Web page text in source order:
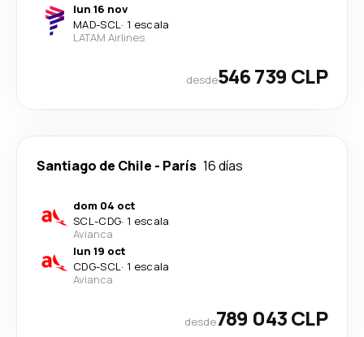
lun 16 nov
MAD-SCL· 1 escala
LATAM Airlines
desde546 739 CLP
Santiago de Chile - París 16 días
dom 04 oct
SCL-CDG· 1 escala
Avianca
lun 19 oct
CDG-SCL· 1 escala
Avianca
desde789 043 CLP